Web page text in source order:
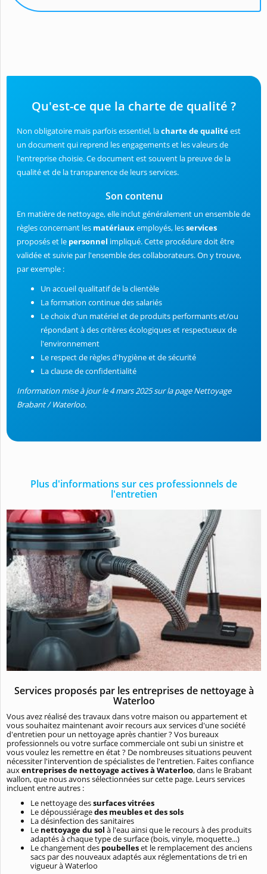
Qu'est-ce que la charte de qualité ?
Non obligatoire mais parfois essentiel, lacharte de qualitéest
un document qui reprend les engagements et les valeurs de
l'entreprise choisie. Ce document est souvent la preuve de la
qualité et de la transparence de leurs services.
Son contenu
En matière de nettoyage, elle inclut généralement un ensemble de
règles concernant les matériauxemployés, lesservices
proposés et le personnel impliqué. Cette procédure doit être
validée et suivie par l'ensemble des collaborateurs. On y trouve,
par exemple :
Un accueil qualitatif de la clientèle
La formation continue des salariés
Le choix d'un matériel et de produits performants et/ou
répondant à des critères écologiques et respectueux de
l'environnement
Le respect de règles d'hygiène et de sécurité
La clause de confidentialité
Information mise à jour le 4 mars 2025 sur la page Nettoyage
Brabant / Waterloo.
Plus d'informations sur ces professionnels de
l'entretien
Services proposés par les entreprises de nettoyage à
Waterloo
Vous avez réalisé des travaux dans votre maison ou appartement et
vous souhaitez maintenant avoir recours aux services d'une société
d'entretien pour un nettoyage après chantier ? Vos bureaux
professionnels ou votre surface commerciale ont subi un sinistre et
vous voulez les remettre en état ? De nombreuses situations peuvent
nécessiter l'intervention de spécialistes de l'entretien. Faites confiance
auxentreprises de nettoyage actives à Waterloo, dans le Brabant
wallon, que nous avons sélectionnées sur cette page. Leurs services
incluent entre autres :
Le nettoyage dessurfaces vitrées
Le dépoussiéragedes meubles et des sols
La désinfection des sanitaires
Le nettoyage du sol à l'eau ainsi que le recours à des produits
adaptés à chaque type de surface (bois, vinyle, moquette...)
Le changement des poubelleset le remplacement des anciens
sacs par des nouveaux adaptés aux réglementations de tri en
vigueur à Waterloo